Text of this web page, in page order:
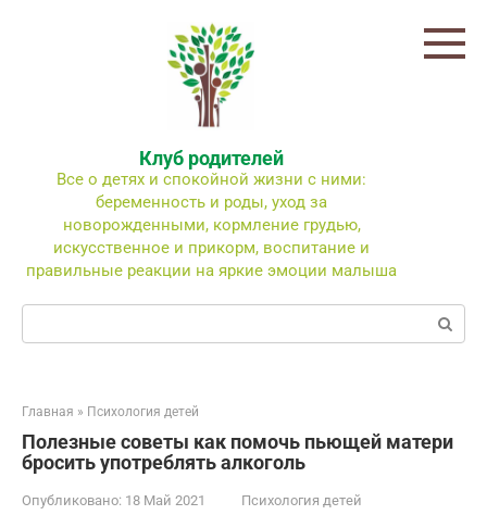
Клуб родителей
Все о детях и спокойной жизни с ними:
беременность и роды, уход за
новорожденными, кормление грудью,
искусственное и прикорм, воспитание и
правильные реакции на яркие эмоции малыша
Поиск:
Главная » Психология детей
Полезные советы как помочь пьющей матери
бросить употреблять алкоголь
Опубликовано: 18 Май 2021
Психология детей